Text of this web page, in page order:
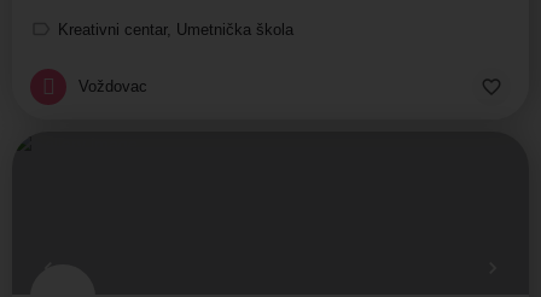
Kreativni centar, Umetnička škola
Voždovac